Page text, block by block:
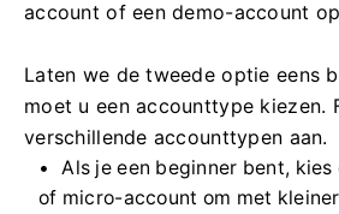
account of een demo-account
Laten we de tweede optie eens
moet u een accounttype kiezen.
verschillende accounttypen aan.
Als je een beginner bent,
of micro-account om met